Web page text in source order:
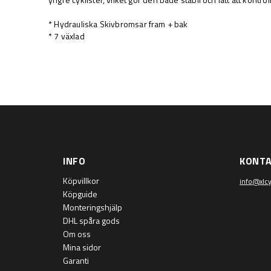
* Hydrauliska Skivbromsar fram + bak
* 7 växlad
INFO
Köpvillkor
Köpguide
Monteringshjälp
DHL spåra gods
Om oss
Mina sidor
Garanti